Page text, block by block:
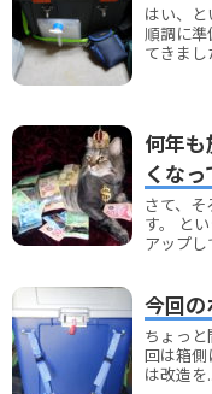
はい、
順調に
てきまし
何年
くな
さて、
す。 と
アップし
今回
ちょっ
回は箱側
は改造を